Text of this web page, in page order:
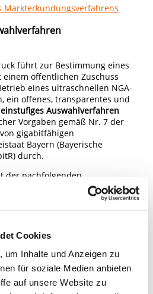
Cookies
um Inhalte und Anzeigen zu
für soziale Medien anbieten
auf unsere Website zu
Markterkundungsverfahrens
führt zur Bestimmung eines
öffentlichen Zuschuss
eines ultraschnellen NGA-
ein offenes, transparentes und
einstufiges Auswahlverfahren
Vorgaben gemäß Nr. 7 der
gigabitfähigen
Bayern (Bayerische
durch.
der nachfolgenden
weiteren Unterlagen,
zum 22.12.2022 um 11:00 Uhr
Auswahlverfahren